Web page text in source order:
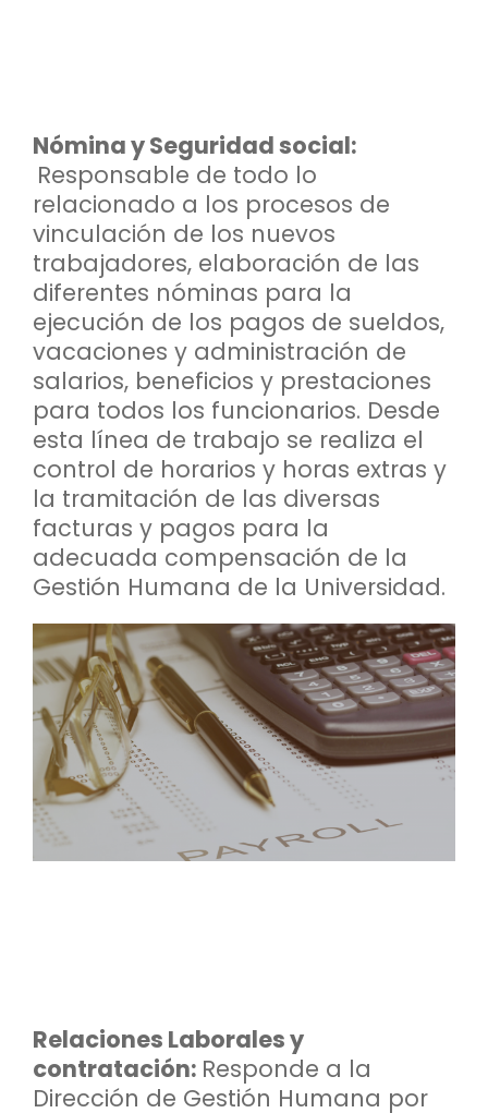
Nómina y Seguridad social:
Responsable de todo lo
relacionado a los procesos de
vinculación de los nuevos
trabajadores, elaboración de las
diferentes nóminas para la
ejecución de los pagos de sueldos,
vacaciones y administración de
salarios, beneficios y prestaciones
para todos los funcionarios. Desde
esta línea de trabajo se realiza el
control de horarios y horas extras y
la tramitación de las diversas
facturas y pagos para la
adecuada compensación de la
Gestión Humana de la Universidad.
Relaciones Laborales y
contratación: Responde a la
Dirección de Gestión Humana por